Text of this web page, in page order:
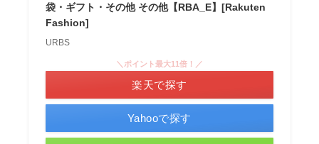
袋・ギフト・その他 その他【RBA_E】[Rakuten
Fashion]
URBS
＼ポイント最大11倍！／
楽天で探す
Yahooで探す